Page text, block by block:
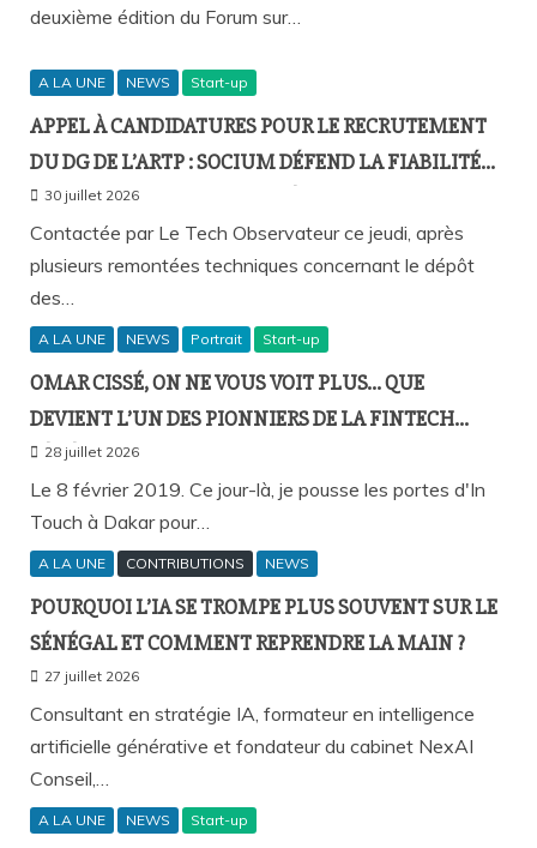
deuxième édition du Forum sur…
A LA UNE NEWS Start-up
APPEL À CANDIDATURES POUR LE RECRUTEMENT
DU DG DE L’ARTP : SOCIUM DÉFEND LA FIABILITÉ
DE SA PLATEFORME MALGRÉ PLUSIEURS
REMONTÉES TECHNIQUES
30 juillet 2026
Contactée par Le Tech Observateur ce jeudi, après
plusieurs remontées techniques concernant le dépôt
des…
A LA UNE NEWS Portrait Start-up
OMAR CISSÉ, ON NE VOUS VOIT PLUS… QUE
DEVIENT L’UN DES PIONNIERS DE LA FINTECH
SÉNÉGALAISE ?
28 juillet 2026
Le 8 février 2019. Ce jour-là, je pousse les portes d'In
Touch à Dakar pour…
A LA UNE CONTRIBUTIONS NEWS
POURQUOI L’IA SE TROMPE PLUS SOUVENT SUR LE
SÉNÉGAL ET COMMENT REPRENDRE LA MAIN ?
27 juillet 2026
Consultant en stratégie IA, formateur en intelligence
artificielle générative et fondateur du cabinet NexAI
Conseil,…
A LA UNE NEWS Start-up